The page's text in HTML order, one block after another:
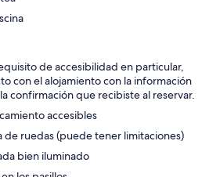
de accesibilidad en particular,
con el alojamiento con la información
confirmación que recibiste al reservar.
accesibles
de ruedas (puede tener limitaciones)
bien iluminado